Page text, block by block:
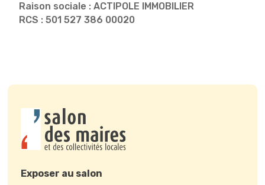
Raison sociale : ACTIPOLE IMMOBILIER
RCS : 501 527 386 00020
Exposer au salon